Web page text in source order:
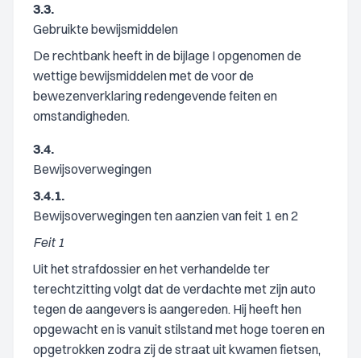
3.3.
Gebruikte bewijsmiddelen
De rechtbank heeft in de bijlage I opgenomen de
wettige bewijsmiddelen met de voor de
bewezenverklaring redengevende feiten en
omstandigheden.
3.4.
Bewijsoverwegingen
3.4.1.
Bewijsoverwegingen ten aanzien van feit 1 en 2
Feit 1
Uit het strafdossier en het verhandelde ter
terechtzitting volgt dat de verdachte met zijn auto
tegen de aangevers is aangereden. Hij heeft hen
opgewacht en is vanuit stilstand met hoge toeren en
opgetrokken zodra zij de straat uit kwamen fietsen,